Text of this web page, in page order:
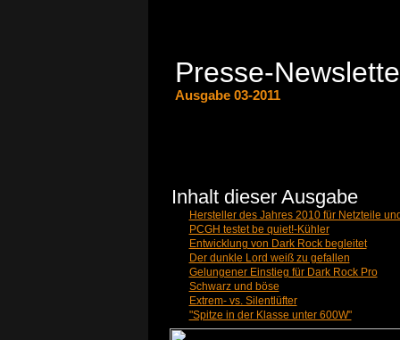
Presse-
Ausgabe 03-2011
Inhalt dieser Ausgabe
Hersteller des Jahres 2010 für Netzteile
PCGH testet be quiet!-Kühler
Entwicklung von Dark Rock begleitet
Der dunkle Lord weiß zu gefallen
Gelungener Einstieg für Dark Rock Pro
Schwarz und böse
Extrem- vs. Silentlüfter
"Spitze in der Klasse unter 600W"